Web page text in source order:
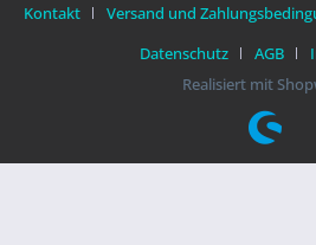
Kontakt
Versand und
Datenschutz
AGB
Realisiert mit